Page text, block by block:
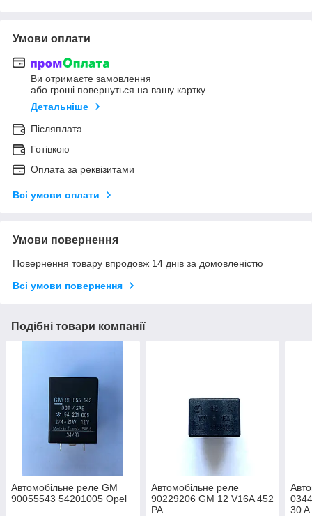
Умови оплати
Ви отримаєте замовлення
або гроші повернуться на вашу картку
Детальніше
Післяплата
Готівкою
Оплата за реквізитами
Всі умови оплати
Умови повернення
Повернення товару впродовж 14 днів за домовленістю
Всі умови повернення
Подібні товари компанії
Автомобільне реле GM
90055543 54201005 Opel
Автомобільне реле
90229206 GM 12 V16A 452
PA
30 A